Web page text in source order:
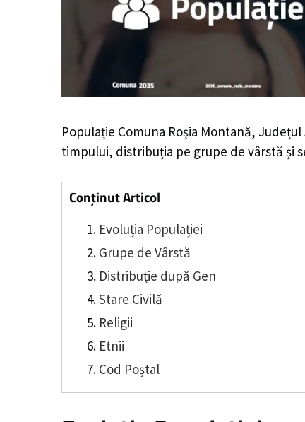
Populație Comuna Roșia Montană, Județul
timpului, distribuția pe grupe de vârstă și
Conținut Articol
Evoluția Populației
Grupe de Vârstă
Distribuție după Gen
Stare Civilă
Religii
Etnii
Cod Poștal